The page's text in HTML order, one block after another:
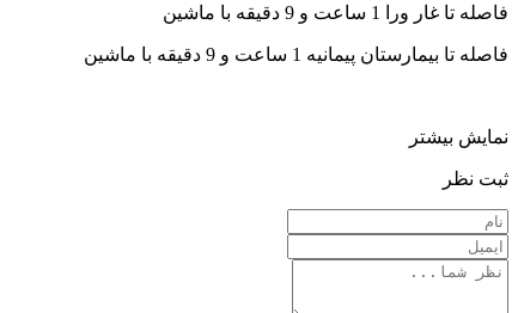
فاصله تا غار ورا 1 ساعت و 9 دقیقه با ماشین
فاصله تا بیمارستان پیمانیه 1 ساعت و 9 دقیقه با ماشین
نمایش بیشتر
ثبت نظر